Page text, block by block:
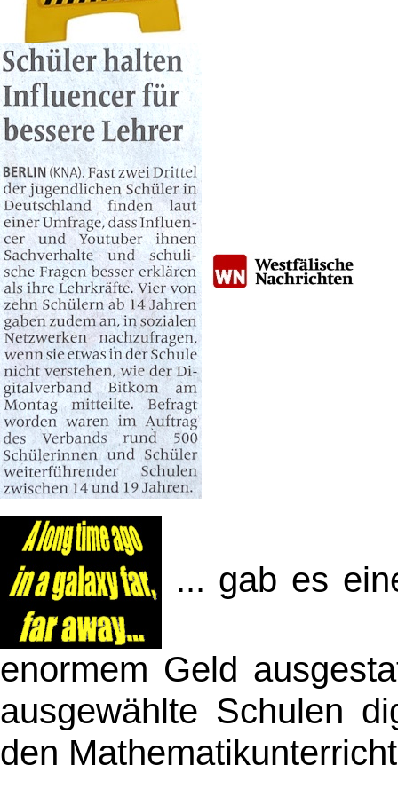
... gab es
enormem Geld
ausgewählte Schulen
den